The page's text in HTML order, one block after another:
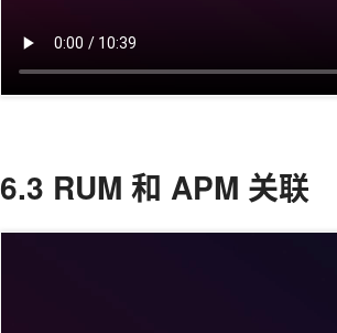
6.3 RUM 和 APM 关联